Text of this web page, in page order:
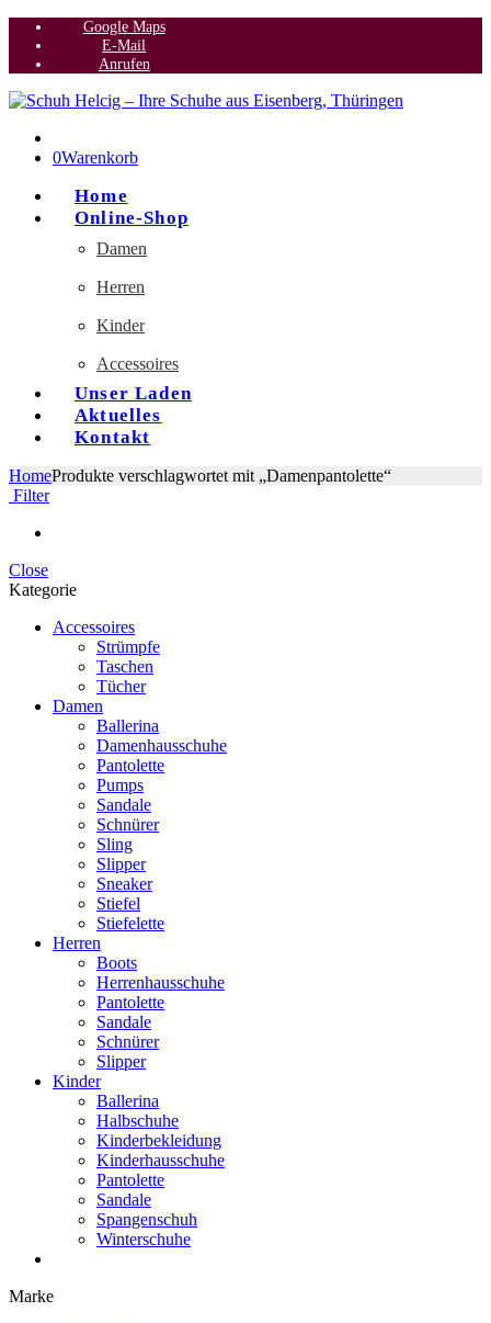
Google Maps
E-Mail
Anrufen
0Warenkorb
Home
Online-Shop
Damen
Herren
Kinder
Accessoires
Unser Laden
Aktuelles
Kontakt
HomeProdukte verschlagwortet mit „Damenpantolette“
Filter
Close
Kategorie
Accessoires
Strümpfe
Taschen
Tücher
Damen
Ballerina
Damenhausschuhe
Pantolette
Pumps
Sandale
Schnürer
Sling
Slipper
Sneaker
Stiefel
Stiefelette
Herren
Boots
Herrenhausschuhe
Pantolette
Sandale
Schnürer
Slipper
Kinder
Ballerina
Halbschuhe
Kinderbekleidung
Kinderhausschuhe
Pantolette
Sandale
Spangenschuh
Winterschuhe
Marke